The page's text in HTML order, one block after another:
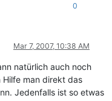
0
Mar 7, 2007, 10:38 AM
natürlich auch noch
Hilfe man direkt das
Jedenfalls ist so etwas